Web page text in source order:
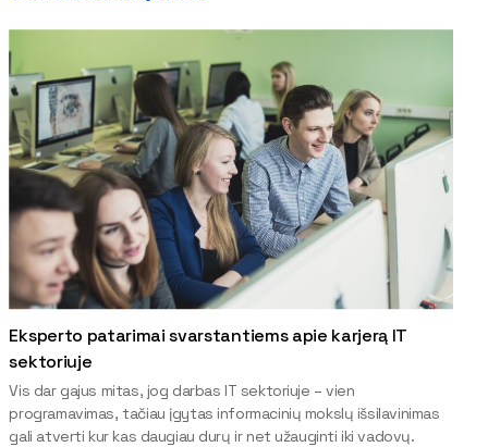
Eksperto patarimai svarstantiems apie karjerą IT
sektoriuje
Vis dar gajus mitas, jog darbas IT sektoriuje – vien
programavimas, tačiau įgytas informacinių mokslų išsilavinimas
gali atverti kur kas daugiau durų ir net užauginti iki vadovų.